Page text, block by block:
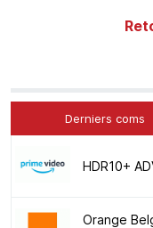
Derniers coms
HDR10+
Orange